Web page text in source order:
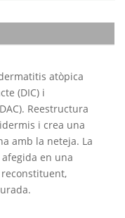
atòpica
(DIC) i
Reestructura
i crea una
amb la neteja. La
en una